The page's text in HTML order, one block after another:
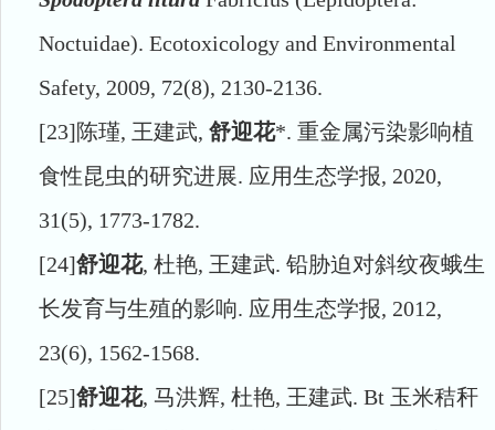
Noctuidae). Ecotoxicology and Environmental
Safety, 2009, 72(8), 2130-2136.
[23]陈瑾, 王建武, 舒迎花*. 重金属污染影响植
食性昆虫的研究进展. 应用生态学报, 2020,
31(5), 1773-1782.
[24]舒迎花, 杜艳, 王建武. 铅胁迫对斜纹夜蛾生
长发育与生殖的影响. 应用生态学报, 2012,
23(6), 1562-1568.
[25]舒迎花, 马洪辉, 杜艳, 王建武. Bt 玉米秸秆